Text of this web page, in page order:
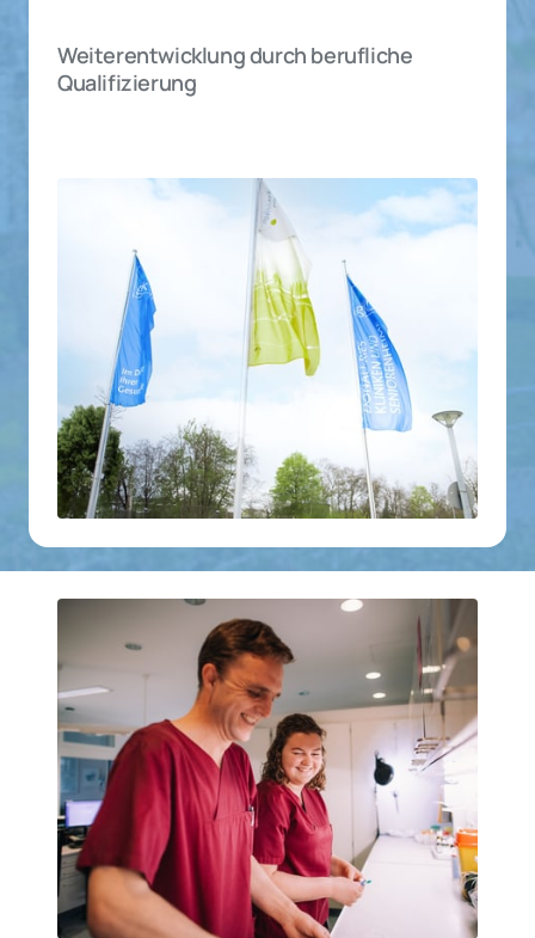
Weiterentwicklung durch berufliche
Qualifizierung